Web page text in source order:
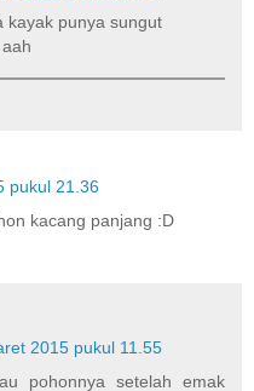
kayak punya sungut
pukul 21.36
kacang panjang :D
2015 pukul 11.55
pohonnya setelah emak